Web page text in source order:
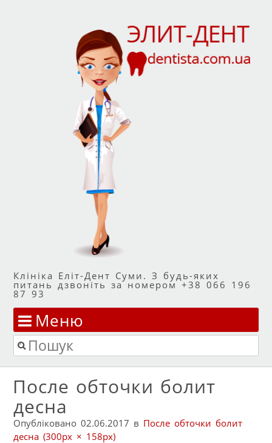
Клініка Еліт-Дент Суми. З будь-яких
питань дзвоніть за номером +38 066 196
87 93
Меню
Перейти до змісту
Пошук
После обточки болит
десна
Опубліковано02.06.2017 в После обточки болит
десна (300px × 158px)